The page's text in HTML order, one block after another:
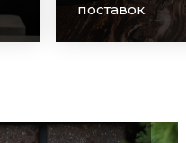
поставок.